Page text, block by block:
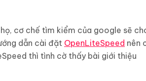
cơ chế tìm kiểm của google sẽ
dẫn cài đặt OpenLiteSpeed nên
thì tình cờ thấy bài giới thiệu